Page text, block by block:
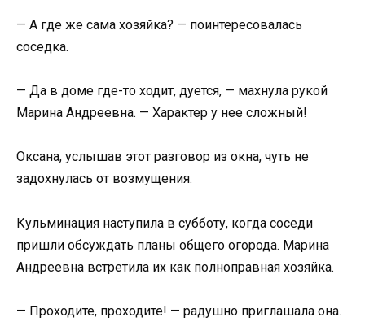
— А где же сама хозяйка? — поинтересовалась
соседка.
— Да в доме где-то ходит, дуется, — махнула рукой
Марина Андреевна. — Характер у нее сложный!
Оксана, услышав этот разговор из окна, чуть не
задохнулась от возмущения.
Кульминация наступила в субботу, когда соседи
пришли обсуждать планы общего огорода. Марина
Андреевна встретила их как полноправная хозяйка.
— Проходите, проходите! — радушно приглашала она.